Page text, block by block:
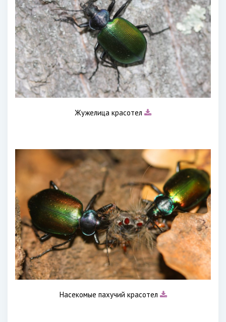
Жужелица красотел
Насекомые пахучий красотел